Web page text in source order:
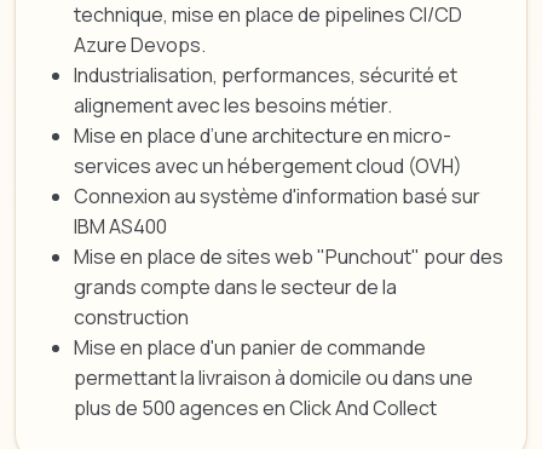
technique, mise en place de pipelines CI/CD
Azure Devops.
Industrialisation, performances, sécurité et
alignement avec les besoins métier.
Mise en place d’une architecture en micro-
services avec un hébergement cloud (OVH)
Connexion au système d'information basé sur
IBM AS400
Mise en place de sites web "Punchout" pour des
grands compte dans le secteur de la
construction
Mise en place d'un panier de commande
permettant la livraison à domicile ou dans une
plus de 500 agences en Click And Collect